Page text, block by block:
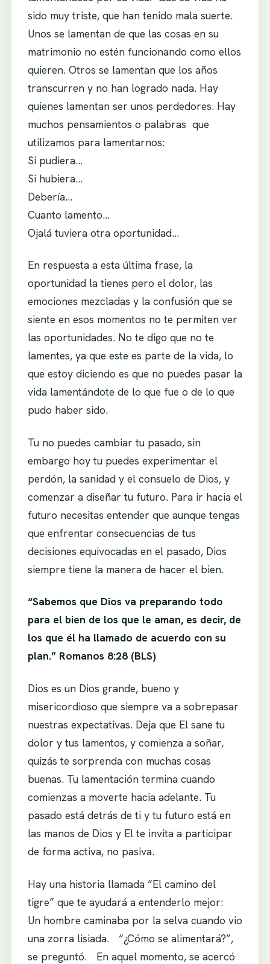
sido muy triste, que han tenido mala suerte.
Unos se lamentan de que las cosas en su
matrimonio no estén funcionando como ellos
quieren. Otros se lamentan que los años
transcurren y no han logrado nada. Hay
quienes lamentan ser unos perdedores. Hay
muchos pensamientos o palabras que
utilizamos para lamentarnos:
Si pudiera…
Si hubiera…
Debería…
Cuanto lamento…
Ojalá tuviera otra oportunidad…
En respuesta a esta última frase, la
oportunidad la tienes pero el dolor, las
emociones mezcladas y la confusión que se
siente en esos momentos no te permiten ver
las oportunidades. No te digo que no te
lamentes, ya que este es parte de la vida, lo
que estoy diciendo es que no puedes pasar la
vida lamentándote de lo que fue o de lo que
pudo haber sido.
Tu no puedes cambiar tu pasado, sin
embargo hoy tu puedes experimentar el
perdón, la sanidad y el consuelo de Dios, y
comenzar a diseñar tu futuro. Para ir hacia el
futuro necesitas entender que aunque tengas
que enfrentar consecuencias de tus
decisiones equivocadas en el pasado, Dios
siempre tiene la manera de hacer el bien.
“Sabemos que Dios va preparando todo
para el bien de los que le aman, es decir, de
los que él ha llamado de acuerdo con su
plan.” Romanos 8:28 (BLS)
Dios es un Dios grande, bueno y
misericordioso que siempre va a sobrepasar
nuestras expectativas. Deja que El sane tu
dolor y tus lamentos, y comienza a soñar,
quizás te sorprenda con muchas cosas
buenas. Tu lamentación termina cuando
comienzas a moverte hacia adelante. Tu
pasado está detrás de ti y tu futuro está en
las manos de Dios y El te invita a participar
de forma activa, no pasiva.
Hay una historia llamada “El camino del
tigre” que te ayudará a entenderlo mejor:
Un hombre caminaba por la selva cuando vio
una zorra lisiada. “¿Cómo se alimentará?”,
se preguntó. En aquel momento, se acercó